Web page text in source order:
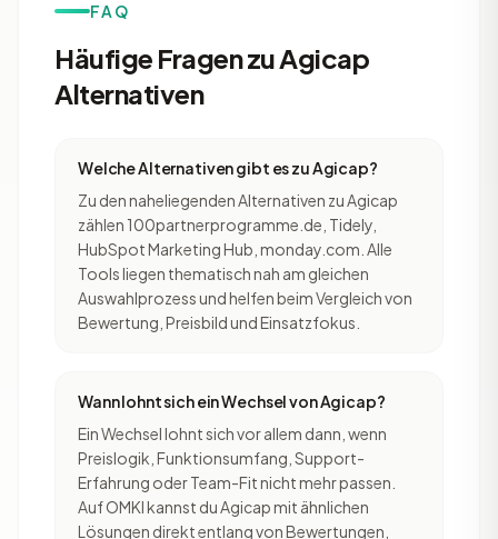
FAQ
Häufige Fragen zu Agicap
Alternativen
Welche Alternativen gibt es zu Agicap?
Zu den naheliegenden Alternativen zu Agicap
zählen 100partnerprogramme.de, Tidely,
HubSpot Marketing Hub, monday.com. Alle
Tools liegen thematisch nah am gleichen
Auswahlprozess und helfen beim Vergleich von
Bewertung, Preisbild und Einsatzfokus.
Wann lohnt sich ein Wechsel von Agicap?
Ein Wechsel lohnt sich vor allem dann, wenn
Preislogik, Funktionsumfang, Support-
Erfahrung oder Team-Fit nicht mehr passen.
Auf OMKI kannst du Agicap mit ähnlichen
Lösungen direkt entlang von Bewertungen,